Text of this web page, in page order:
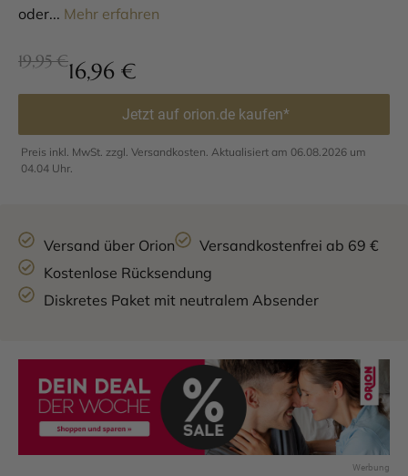
oder... Mehr erfahren
19,95 €16,96 €
Jetzt auf orion.de kaufen*
Preis inkl. MwSt. zzgl. Versandkosten. Aktualisiert am 06.08.2026 um
04.04 Uhr.
Versand über Orion
Versandkostenfrei ab 69 €
Kostenlose Rücksendung
Diskretes Paket mit neutralem Absender